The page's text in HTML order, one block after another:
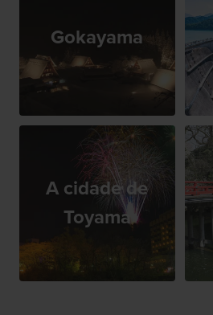
Gokayama
A cidade de
Toyama